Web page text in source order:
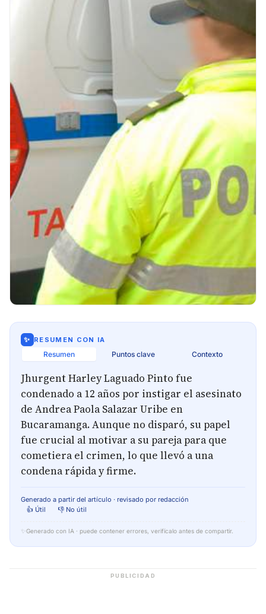
✨ RESUMEN CON IA
Resumen Puntos clave Contexto
Jhurgent Harley Laguado Pinto fue
condenado a 12 años por instigar el asesinato
de Andrea Paola Salazar Uribe en
Bucaramanga. Aunque no disparó, su papel
fue crucial al motivar a su pareja para que
cometiera el crimen, lo que llevó a una
condena rápida y firme.
Generado a partir del artículo · revisado por redacción
👍 Útil
👎 No útil
✨ Generado con IA · puede contener errores, verifícalo antes de compartir.
PUBLICIDAD